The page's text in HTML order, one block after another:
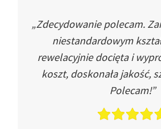
„Zdecydowanie polecam.
niestandardowym
rewelacyjnie docięta i
koszt, doskonała jakość,
Polecam!”